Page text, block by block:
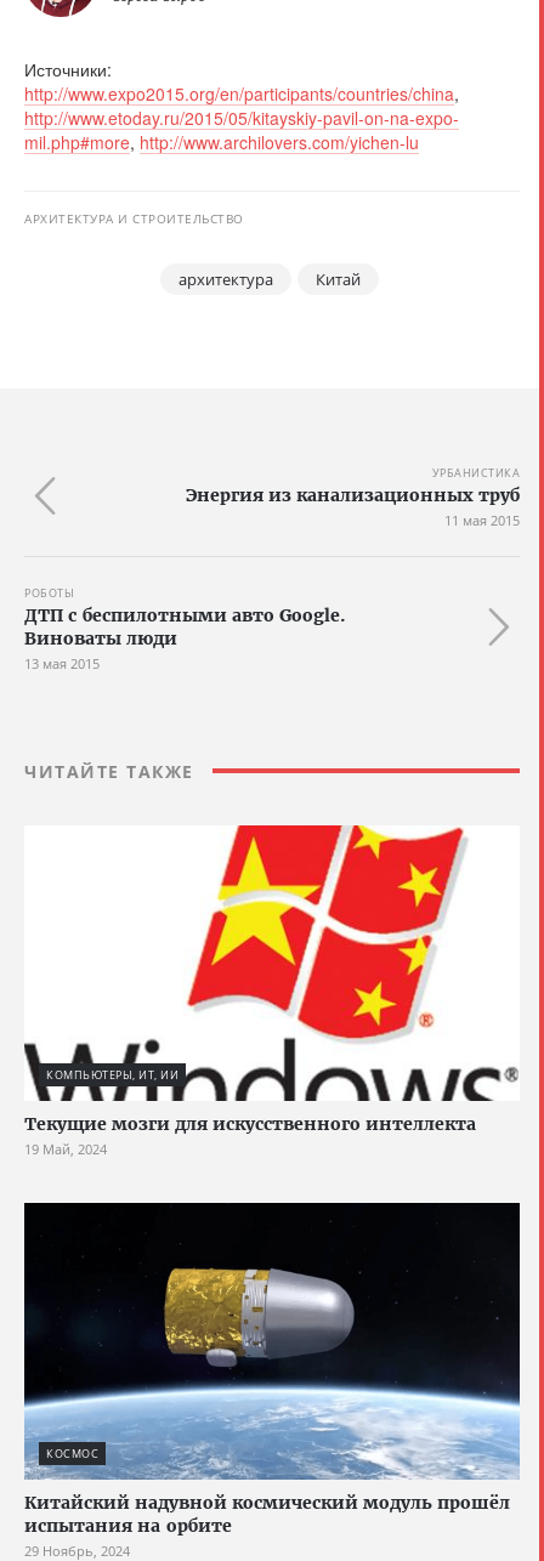
Источники:
http://www.expo2015.org/en/participants/countries/china,
http://www.etoday.ru/2015/05/kitayskiy-pavil-on-na-expo-
mil.php#more, http://www.archilovers.com/yichen-lu
АРХИТЕКТУРА И СТРОИТЕЛЬСТВО
архитектура Китай
УРБАНИСТИКА
Энергия из канализационных труб
11 мая 2015
РОБОТЫ
ДТП с беспилотными авто Google.
Виноваты люди
13 мая 2015
ЧИТАЙТЕ ТАКЖЕ
КОМПЬЮТЕРЫ, ИТ, ИИ
Текущие мозги для искусственного интеллекта
19 Май, 2024
КОСМОС
Китайский надувной космический модуль прошёл
испытания на орбите
29 Ноябрь, 2024